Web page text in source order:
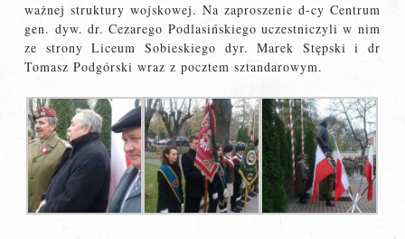
ważnej struktury wojskowej. Na zaproszenie d-cy Centrum
gen. dyw. dr. Cezarego Podlasińskiego uczestniczyli w nim
ze strony Liceum Sobieskiego dyr. Marek Stępski i dr
Tomasz Podgórski wraz z pocztem sztandarowym.